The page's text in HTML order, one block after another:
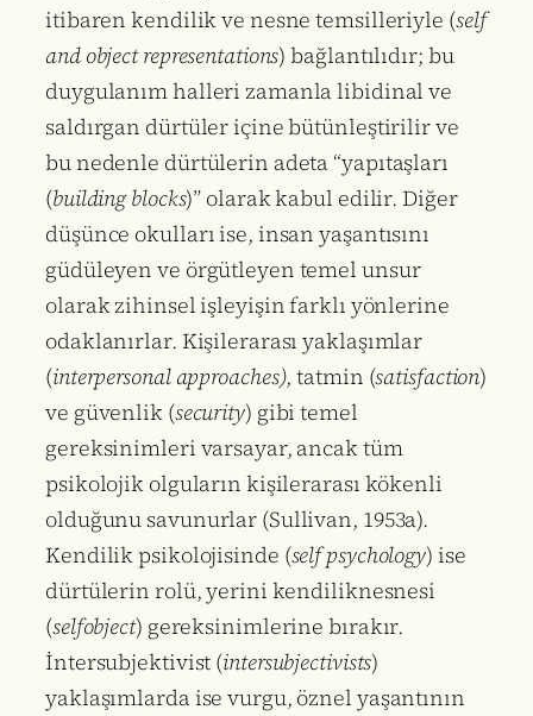
itibaren kendilik ve nesne temsilleriyle (self
and object representations) bağlantılıdır; bu
duygulanım halleri zamanla libidinal ve
saldırgan dürtüler içine bütünleştirilir ve
bu nedenle dürtülerin adeta “yapıtaşları
(building blocks)” olarak kabul edilir. Diğer
düşünce okulları ise, insan yaşantısını
güdüleyen ve örgütleyen temel unsur
olarak zihinsel işleyişin farklı yönlerine
odaklanırlar. Kişilerarası yaklaşımlar
(interpersonal approaches), tatmin (satisfaction)
ve güvenlik (security) gibi temel
gereksinimleri varsayar, ancak tüm
psikolojik olguların kişilerarası kökenli
olduğunu savunurlar (Sullivan, 1953a).
Kendilik psikolojisinde (self psychology) ise
dürtülerin rolü, yerini kendiliknesnesi
(selfobject) gereksinimlerine bırakır.
İntersubjektivist (intersubjectivists)
yaklaşımlarda ise vurgu, öznel yaşantının